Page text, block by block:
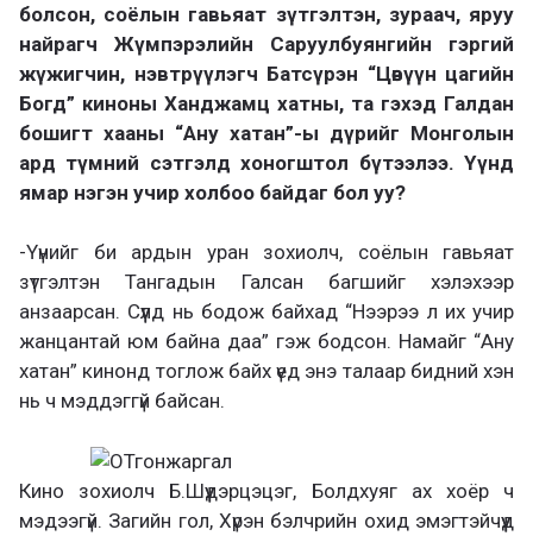
болсон, соёлын гавьяат зүтгэлтэн, зураач, яруу
найрагч Жүмпэрэлийн Саруулбуянгийн гэргий
жүжигчин, нэвтрүүлэгч Батсүрэн “Цөвүүн цагийн
Богд” киноны Ханджамц хатны, та гэхэд Галдан
бошигт хааны “Ану хатан”-ы дүрийг Монголын
ард түмний сэтгэлд хоногштол бүтээлээ. Үүнд
ямар нэгэн учир холбоо байдаг бол уу?
-Үүнийг би ардын уран зохиолч, соёлын гавьяат
зүтгэлтэн Тангадын Галсан багшийг хэлэхээр
анзаарсан. Сүүлд нь бодож байхад “Нээрээ л их учир
жанцантай юм байна даа” гэж бодсон. Намайг “Ану
хатан” кинонд тоглож байх үед энэ талаар бидний хэн
нь ч мэддэггүй байсан.
Кино зохиолч Б.Шүүдэрцэцэг, Болдхуяг ах хоёр ч
мэдээгүй. Загийн гол, Хүрэн бэлчрийн охид эмэгтэйчүүд